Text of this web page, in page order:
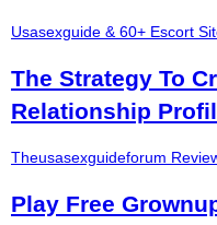
Usasexguide & 60+ Escort
The Strategy To
Relationship
Theusasexguideforum
Play Free